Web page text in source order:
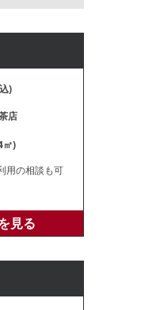
)
店
㎡)
用の相談も可
見る